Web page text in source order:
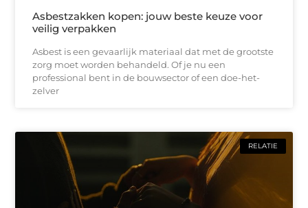
Asbestzakken kopen: jouw beste keuze voor
veilig verpakken
Asbest is een gevaarlijk materiaal dat met de grootste
zorg moet worden behandeld. Of je nu een
professional bent in de bouwsector of een doe-het-
zelver
RELATIE